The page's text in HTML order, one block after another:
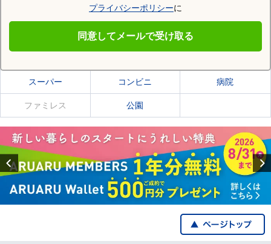
プライバシーポリシーに
同意してメールで受け取る
坊城駅の施設一覧
スーパー コンビニ 病院
ファミレス 公園
Previous